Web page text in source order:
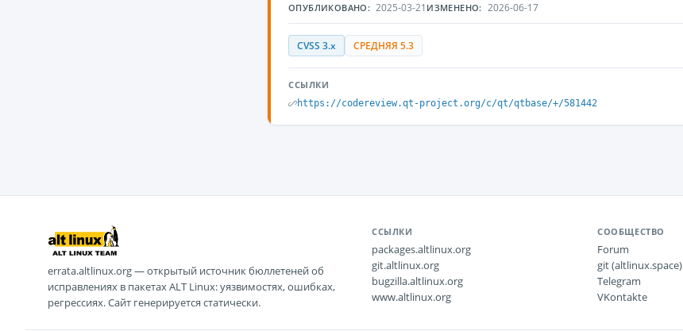
ОПУБЛИКОВАНО: 2025-03-21 ИЗМЕНЕНО: 2026-06-17
CVSS 3.x СРЕДНЯЯ 5.3
ССЫЛКИ
https://codereview.qt-project.org/c/qt/qtbase/+/581442
errata.altlinux.org — открытый источник бюллетеней об
исправлениях в пакетах ALT Linux: уязвимостях, ошибках,
регрессиях. Сайт генерируется статически.
ССЫЛКИ
packages.altlinux.org
git.altlinux.org
bugzilla.altlinux.org
www.altlinux.org
СООБЩЕСТВО
Forum
git (altlinux.space)
Telegram
VKontakte